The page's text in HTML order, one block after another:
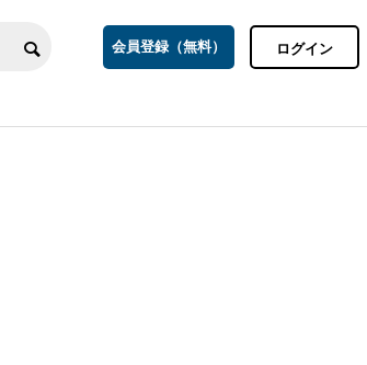
会員登録（無料） ログイン